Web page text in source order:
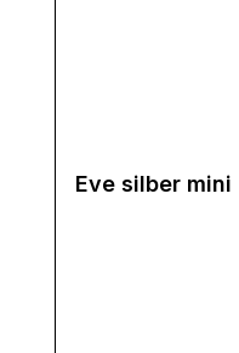
Eve silber mini